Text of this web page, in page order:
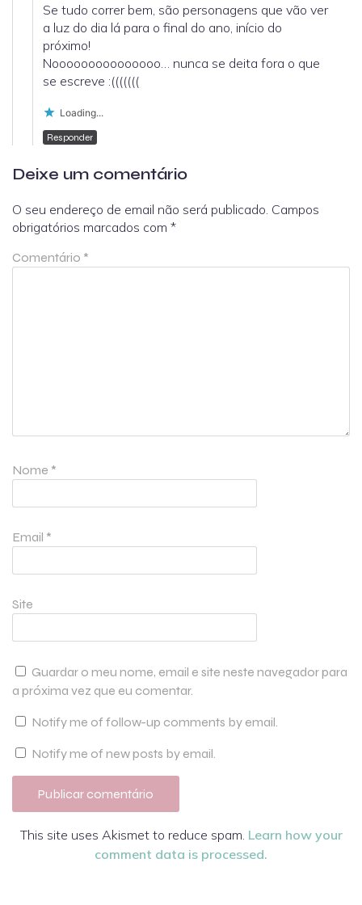
Se tudo correr bem, são personagens que vão ver
a luz do dia lá para o final do ano, início do
próximo!
Nooooooooooooooo… nunca se deita fora o que
se escreve :(((((((
Loading...
Responder
Deixe um comentário
O seu endereço de email não será publicado. Campos
obrigatórios marcados com *
Comentário *
Nome *
Email *
Site
Guardar o meu nome, email e site neste navegador para
a próxima vez que eu comentar.
Notify me of follow-up comments by email.
Notify me of new posts by email.
This site uses Akismet to reduce spam. Learn how your
comment data is processed.